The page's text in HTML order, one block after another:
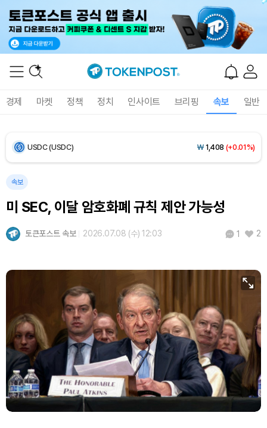
경제 마켓 정책 정치 인사이트 브리핑 속보 일반
Ethereum (ETH) ₩2,706,230(+0.37%)
Tether USDt (USDT) (+0.02%)
XRP (XRP) ₩ 1,469 (+1.54%)
Solana (SOL)
TRON (TRX) ₩462.6
Dogecoin (DOGE) ₩100.0(+1.91%)
Bitcoin (BTC)
속보
미 SEC, 이달 암호화폐 규칙 제안 가능성
토큰포스트 속보 2026.07.08 (수) 12:03 1 2